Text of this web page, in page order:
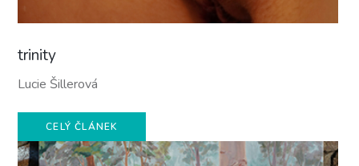
trinity
Lucie Šillerová
CELÝ ČLÁNEK